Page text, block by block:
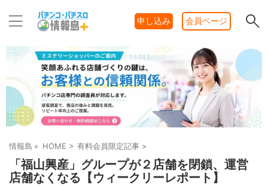
申し込み 会員ページ
情報島＋ HOME > 有料会員限定記事 >
「福山興産」グループが２店舗を閉鎖、運営
店舗なくなる【ウィークリーレポート】